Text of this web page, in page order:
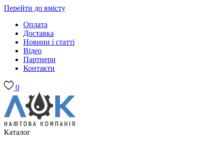
Перейти до вмісту
Оплата
Доставка
Новини і статті
Відео
Партнери
Контакти
0
Каталог